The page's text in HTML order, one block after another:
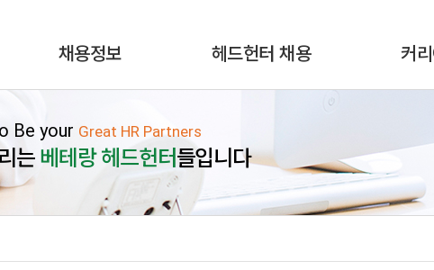
채용정보 헤드헌터 채용 커
Be your Great HR Partners
는베테랑 헤드헌터들입니다